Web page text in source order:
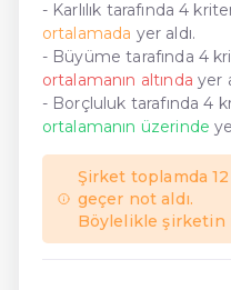
- Karlılık tarafında 4
ortalamada yer aldı.
- Büyüme tarafında 4
ortalamanın altında yer
- Borçluluk tarafında 4
ortalamanın üzerinde
Şirket toplamda
geçer not aldı.
Böylelikle şirketin